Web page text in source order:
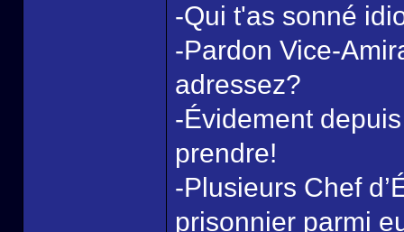
-Qui t'as sonné
-Pardon Vice-
adressez?
-Évidement
prendre!
-Plusieurs Chef
prisonnier parmi